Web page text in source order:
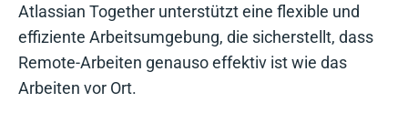
Atlassian Together unterstützt eine flexible und
effiziente Arbeitsumgebung, die sicherstellt, dass
Remote-Arbeiten genauso effektiv ist wie das
Arbeiten vor Ort.